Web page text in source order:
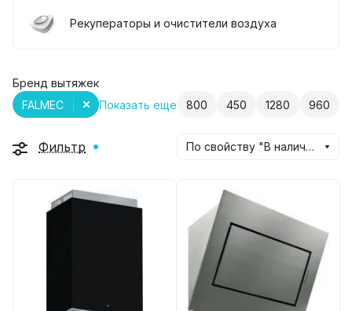
Рекуператоры и очистители воздуха
Бренд вытяжек
Показать еще
800 450 1280 960
FALMEC
Фильтр По свойству "В наличии" (убывание)